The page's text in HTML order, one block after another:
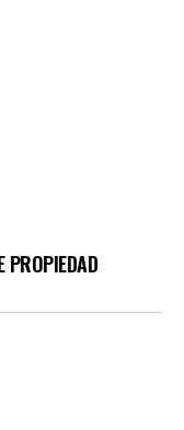
PROPIEDAD